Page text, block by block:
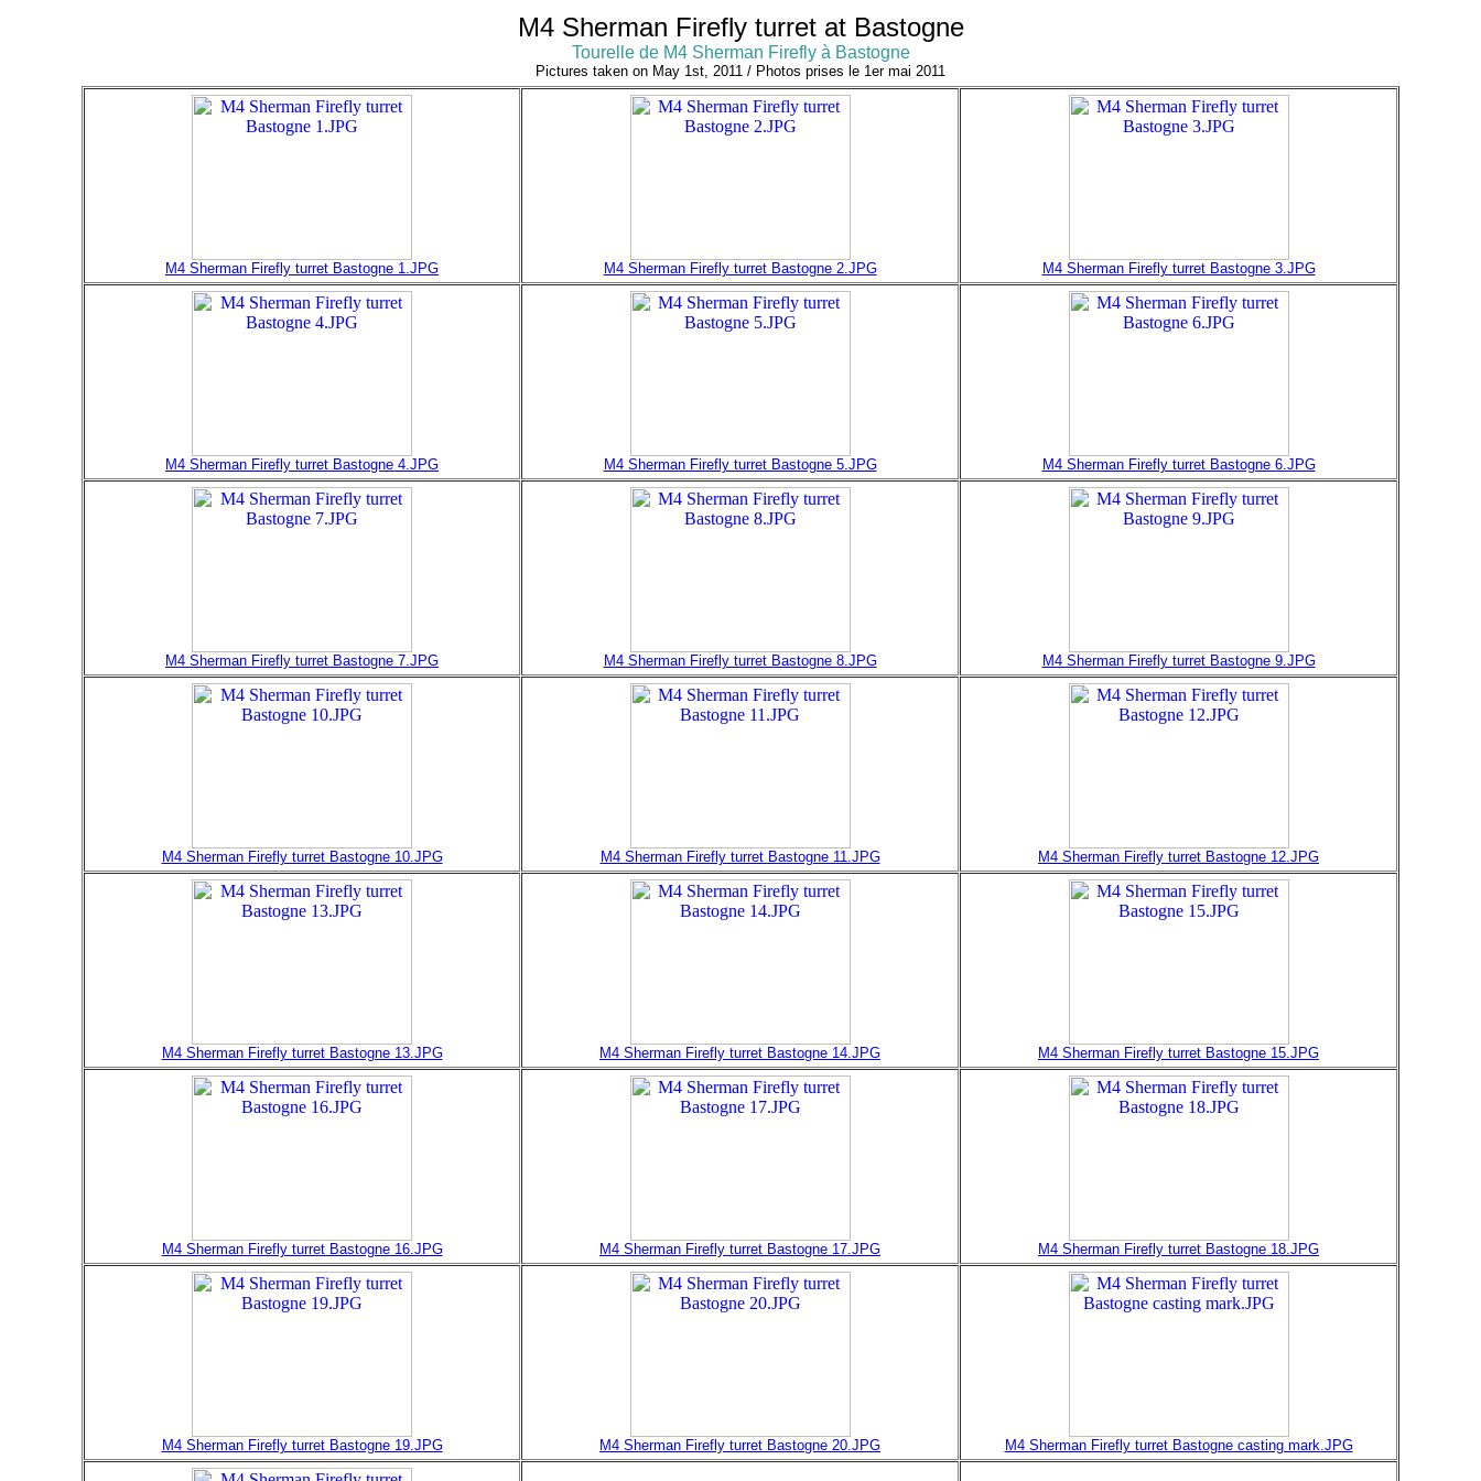
M4 Sherman Firefly turret at Bastogne
Tourelle de M4 Sherman Firefly à Bastogne
Pictures taken on May 1st, 2011 / Photos prises le 1er mai 2011
M4 Sherman Firefly turret Bastogne 1.JPG M4 Sherman Firefly turret Bastogne 2.JPG M4 Sherman Firefly turret Bastogne 3.JPG
M4 Sherman Firefly turret Bastogne 4.JPG M4 Sherman Firefly turret Bastogne 5.JPG M4 Sherman Firefly turret Bastogne 6.JPG
M4 Sherman Firefly turret Bastogne 7.JPG M4 Sherman Firefly turret Bastogne 8.JPG M4 Sherman Firefly turret Bastogne 9.JPG
M4 Sherman Firefly turret Bastogne 10.JPG M4 Sherman Firefly turret Bastogne 11.JPG M4 Sherman Firefly turret Bastogne 12.JPG
M4 Sherman Firefly turret Bastogne 13.JPG M4 Sherman Firefly turret Bastogne 14.JPG M4 Sherman Firefly turret Bastogne 15.JPG
M4 Sherman Firefly turret Bastogne 16.JPG M4 Sherman Firefly turret Bastogne 17.JPG M4 Sherman Firefly turret Bastogne 18.JPG
M4 Sherman Firefly turret Bastogne 19.JPG M4 Sherman Firefly turret Bastogne 20.JPG M4 Sherman Firefly turret Bastogne casting mark.JPG